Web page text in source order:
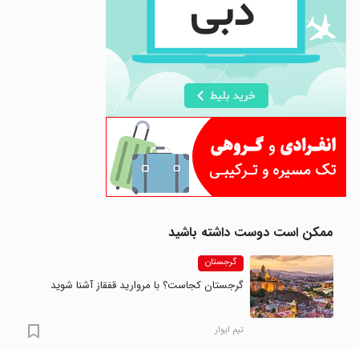
ممکن است دوست داشته باشید
گرجستان
گرجستان کجاست؟ با مروارید قفقاز آشنا شوید
تیم ایوار